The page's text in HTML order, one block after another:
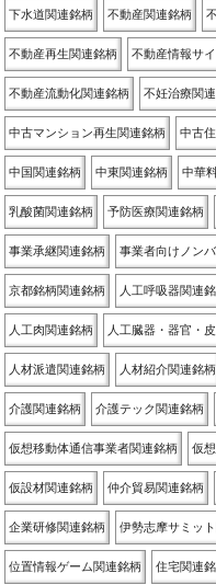
下水道関連銘柄 不動産関連銘柄
不動産再生関連銘柄 不動産情報サ
不動産流動化関連銘柄 不妊治療関
中古マンション再生関連銘柄 中古
中国関連銘柄 中東関連銘柄 中華
乳酸菌関連銘柄 予防医療関連銘柄
事業承継関連銘柄 事業者向けノン
京都銘柄関連銘柄 人工呼吸器関連
人工肉関連銘柄 人工臓器・器官・
人材派遣関連銘柄 人材紹介関連銘柄
介護関連銘柄 介護テック関連銘柄
仮想移動体通信事業者関連銘柄 仮
仮設材関連銘柄 仲介貿易関連銘柄
企業研修関連銘柄 伊勢志摩サミッ
位置情報ゲーム関連銘柄 住宅関連